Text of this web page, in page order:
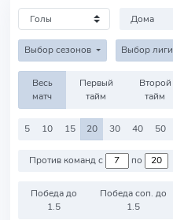
Дома
Выбор сезонов Выбор лиги
Весь
матч
Первый
тайм
Второй
тайм
5 10 15 20 30 40 50
Против команд с по
Победа до
1.5
Победа соп. до
1.5